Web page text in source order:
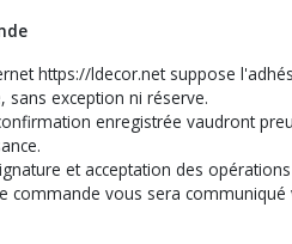
https://ldecor.net suppose
sans exception ni réserve.
enregistrée vaudront
et acceptation des
commande vous sera